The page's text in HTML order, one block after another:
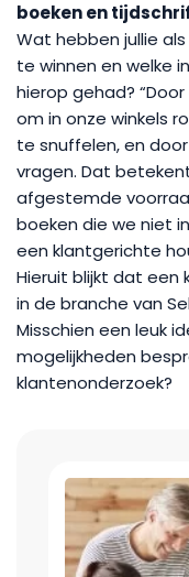
boeken en
Wat hebben jullie
te winnen en welke
hierop gehad?
om in onze winkels
te snuffelen, en
vragen. Dat
afgestemde
boeken die we niet
een klantgerichte
Hieruit blijkt dat een
in de branche van
Misschien een leuk
mogelijkheden
klantenonderzoek?